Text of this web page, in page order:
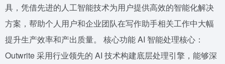
具，凭借先进的人工智能技术为用户提供高效的智能化解决
方案，帮助个人用户和企业团队在写作助手相关工作中大幅
提升生产效率和产出质量。 核心功能 AI 智能处理核心：
Outwrite 采用行业领先的 AI 技术构建底层处理引擎，能够深